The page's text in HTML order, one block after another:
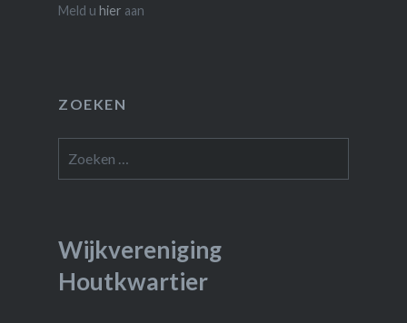
Meld u hier aan
ZOEKEN
naar:
Wijkvereniging
Houtkwartier